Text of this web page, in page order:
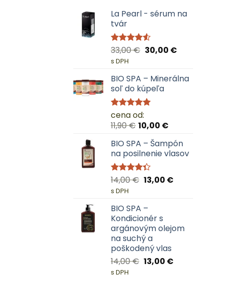
La Pearl - sérum na
tvár
Hodnotenie
4.50z 5
33,00€ Pôvodná
33,00 €.
30,00 €Aktuálna
30,00 €.
s DPH
BIO SPA – Minerálna
soľ do kúpeľa
Hodnotenie
5.00z 5
cena od:
11,90€ 10,00 €
BIO SPA – Šampón
na posilnenie vlasov
Hodnotenie
4.33z 5
14,00€ Pôvodná
14,00 €.
13,00 €Aktuálna
s DPH
BIO SPA –
Kondicionér s
argánovým olejom
na suchý a
poškodený vlas
14,00€ Pôvodná
13,00 €Aktuálna
s DPH